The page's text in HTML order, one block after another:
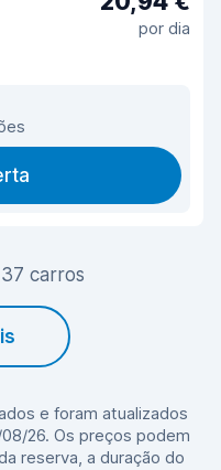
por dia
carros
e foram atualizados
26. Os preços podem
reserva, a duração do